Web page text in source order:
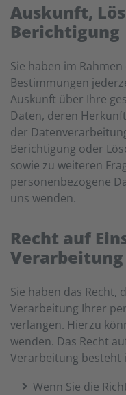
Auskunft,
Berichtigung
Sie haben im
Bestimmungen
Auskunft über Ihre
Daten, deren
der
Berichtigung oder
sowie zu weiteren
personenbezogene
uns wenden.
Recht auf
Verarbeitung
Sie haben das Recht,
Verarbeitung Ihrer
verlangen. Hierzu
wenden. Das Recht
Verarbeitung besteht
Wenn Sie die